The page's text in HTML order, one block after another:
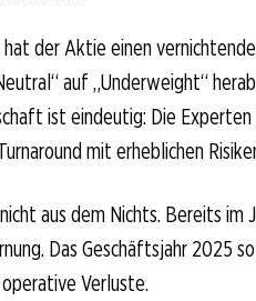
hat der Aktie einen
auf „Underweight“
ist eindeutig: Die
mit erheblichen
aus dem Nichts. Bereits im
Das Geschäftsjahr 2025
Verluste.